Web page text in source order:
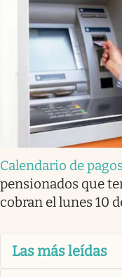
Calendario de pagos
pensionados que
cobran el lunes 10
Las más leídas